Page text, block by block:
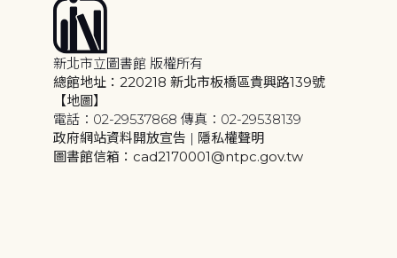
新北市立圖書館 版權所有
總館地址：220218 新北市板橋區貴興路139號
【地圖】
電話：02-29537868 傳真：02-29538139
政府網站資料開放宣告 | 隱私權聲明
圖書館信箱：cad2170001@ntpc.gov.tw